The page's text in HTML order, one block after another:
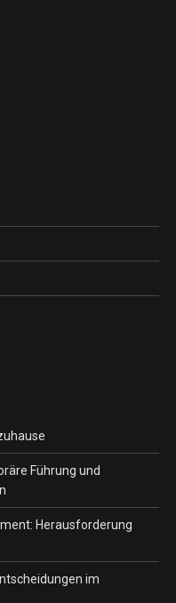
Führung und
Herausforderung
im